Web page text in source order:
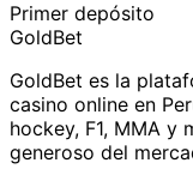
Primer depósito
GoldBet
GoldBet es la
casino online en
hockey, F1, MMA y
generoso del